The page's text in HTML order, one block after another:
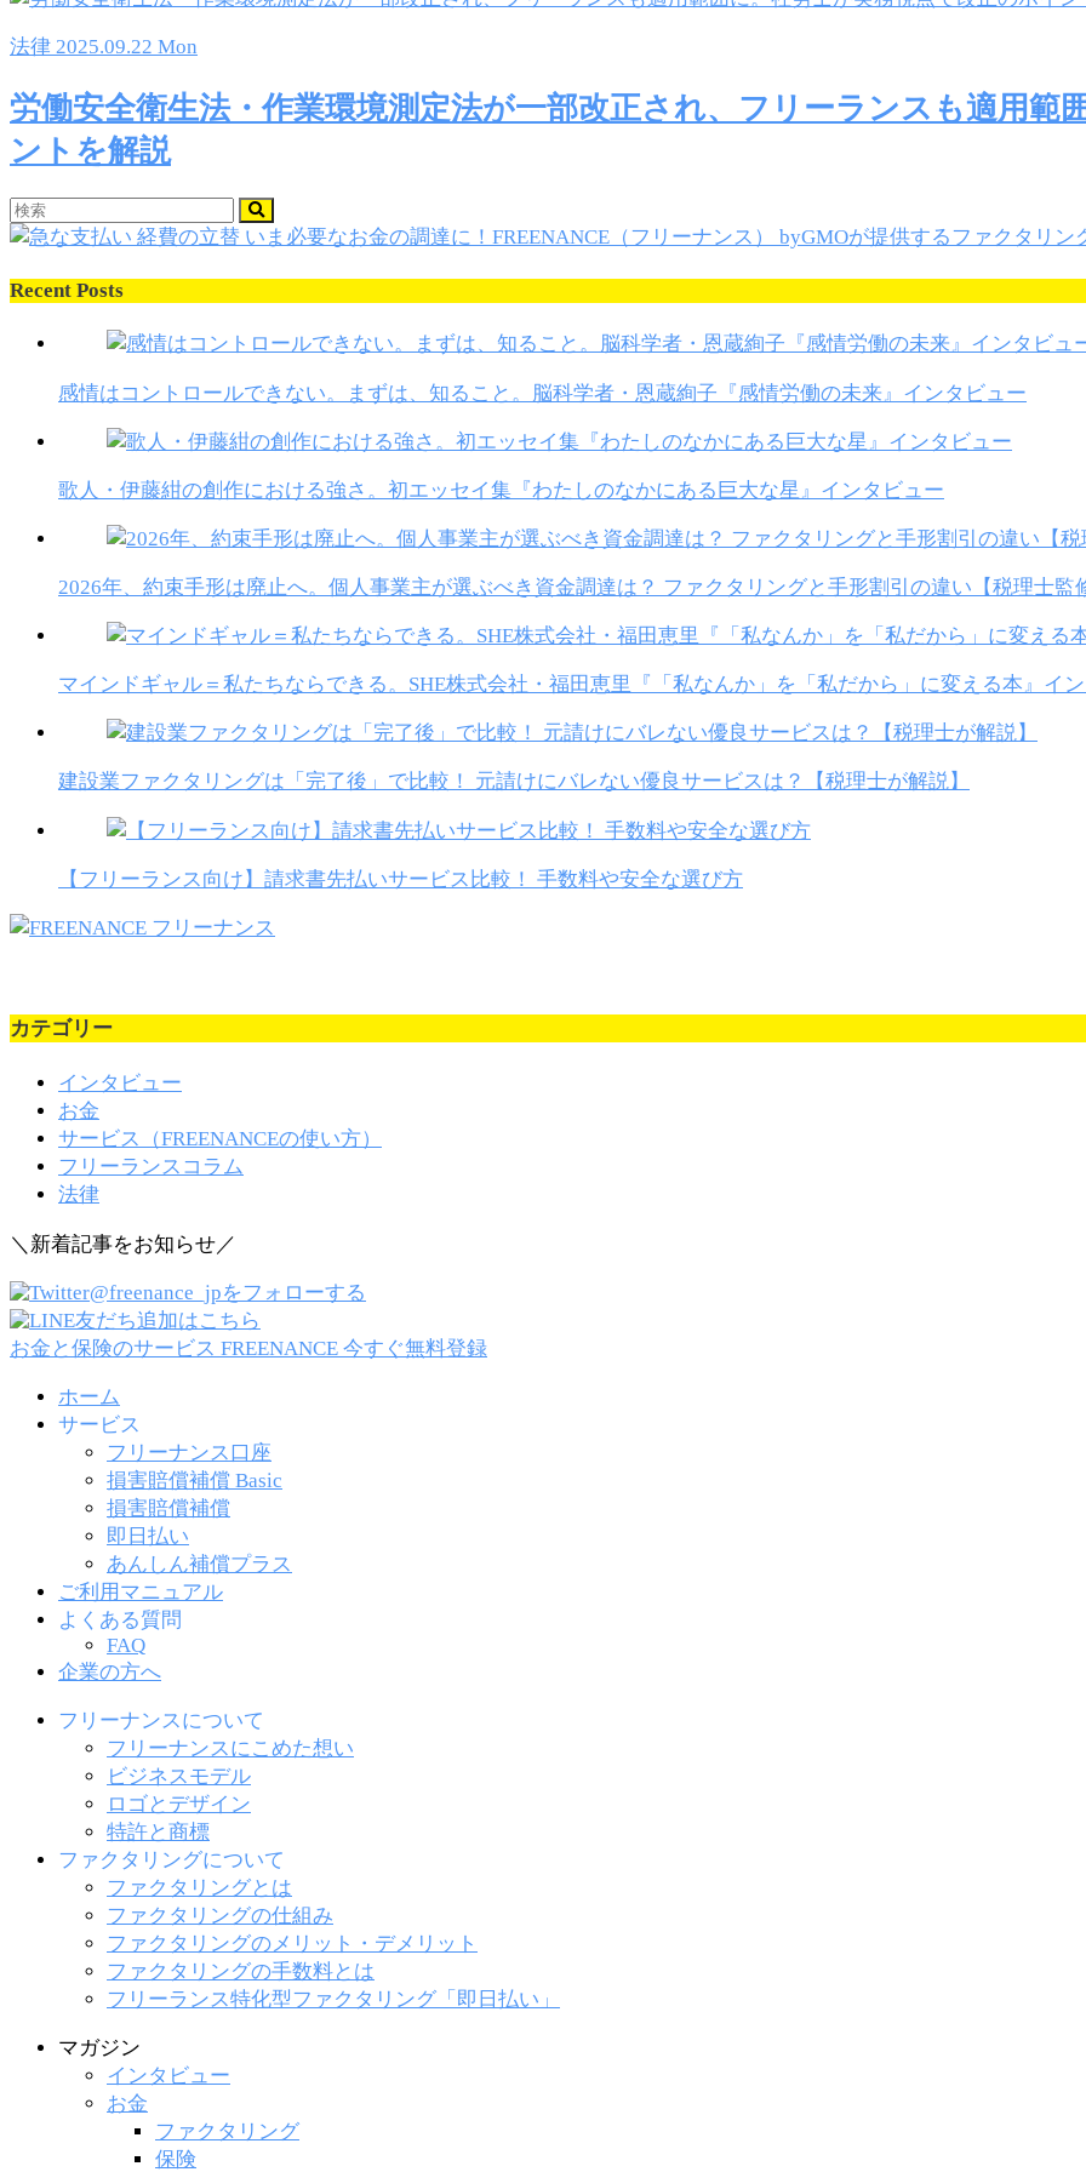
法律 2025.09.22 Mon
労働安全衛生法・作業環境測定法が一部改正され、フリーランスも適用範
ントを解説
Recent Posts
感情はコントロールできない。まずは、知ること。脳科学者・恩蔵絢子『感情労働の未来』インタビュー
歌人・伊藤紺の創作における強さ。初エッセイ集『わたしのなかにある巨大な星』インタビュー
2026年、約束手形は廃止へ。個人事業主が選ぶべき資金調達は？ ファクタリングと手形割引の違い【税理士監
マインドギャル＝私たちならできる。SHE株式会社・福田恵里『「私なんか」を「私だから」に変える本』イ
建設業ファクタリングは「完了後」で比較！ 元請けにバレない優良サービスは？【税理士が解説】
【フリーランス向け】請求書先払いサービス比較！ 手数料や安全な選び方
カテゴリー
インタビュー
お金
サービス（FREENANCEの使い方）
フリーランスコラム
法律
＼新着記事をお知らせ／
@freenance_jpをフォローする
友だち追加はこちら
お金と保険のサービス FREENANCE 今すぐ無料登録
ホーム
サービス
フリーナンス口座
損害賠償補償 Basic
損害賠償補償
即日払い
あんしん補償プラス
ご利用マニュアル
よくある質問
FAQ
企業の方へ
フリーナンスについて
フリーナンスにこめた想い
ビジネスモデル
ロゴとデザイン
特許と商標
ファクタリングについて
ファクタリングとは
ファクタリングの仕組み
ファクタリングのメリット・デメリット
ファクタリングの手数料とは
フリーランス特化型ファクタリング「即日払い」
マガジン
インタビュー
お金
ファクタリング
保険